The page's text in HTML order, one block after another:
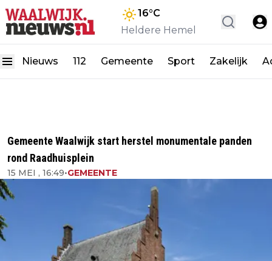
16°C
Heldere Hemel
Nieuws 112 Gemeente Sport Zakelijk
Gemeente Waalwijk start herstel monumentale panden
rond Raadhuisplein
15 MEI , 16:49•GEMEENTE